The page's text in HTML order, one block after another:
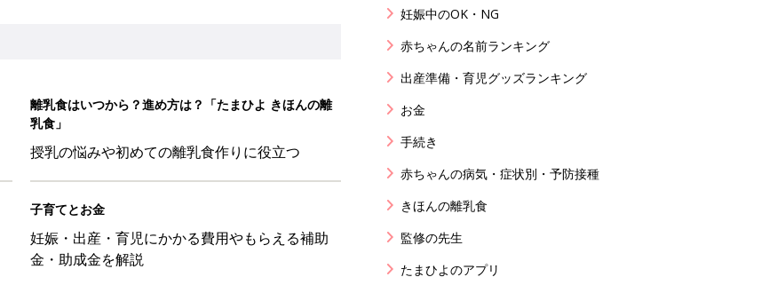
離乳食はいつから？進め方は？「たまひよ きほんの離
乳食」
授乳の悩みや初めての離乳食作りに役立つ
子育てとお金
妊娠・出産・育児にかかる費用やもらえる補助
金・助成金を解説
妊娠中のOK・NG
赤ちゃんの名前ランキング
出産準備・育児グッズランキング
お金
手続き
赤ちゃんの病気・症状別・予防接種
きほんの離乳食
監修の先生
たまひよのアプリ